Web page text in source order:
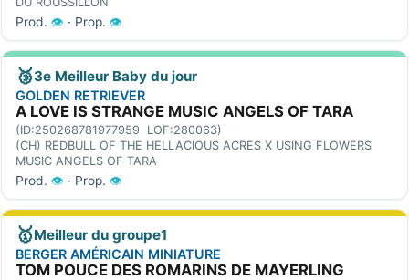
Prod. 👁 · Prop. 👁
🥉3e Meilleur Baby du jour
GOLDEN RETRIEVER
A LOVE IS STRANGE MUSIC ANGELS OF TARA
(ID:250268781977959 LOF:280063)
(CH) REDBULL OF THE HELLACIOUS ACRES X USING FLOWERS
MUSIC ANGELS OF TARA
Prod. 👁 · Prop. 👁
🥇Meilleur du groupe1
BERGER AMÉRICAIN MINIATURE
TOM POUCE DES ROMARINS DE MAYERLING